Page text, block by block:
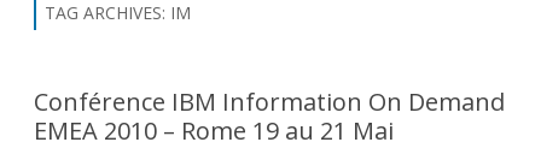
TAG ARCHIVES: IM
Conférence IBM Information On Demand
EMEA 2010 – Rome 19 au 21 Mai